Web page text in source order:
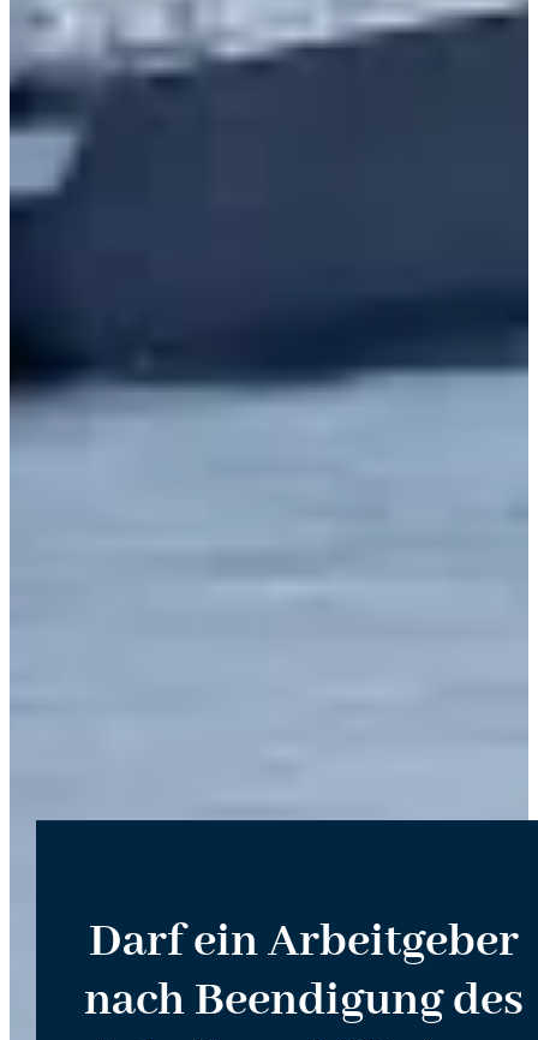
Darf ein Arbeitgeber
nach Beendigung des